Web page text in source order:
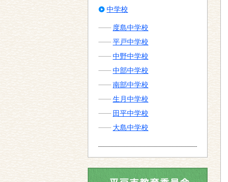
中学校
度島中学校
平戸中学校
中野中学校
中部中学校
南部中学校
生月中学校
田平中学校
大島中学校